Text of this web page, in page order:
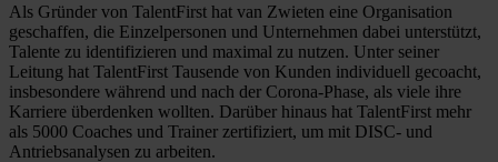
Als Gründer von TalentFirst hat van Zwieten eine Organisation
geschaffen, die Einzelpersonen und Unternehmen dabei unterstützt,
Talente zu identifizieren und maximal zu nutzen. Unter seiner
Leitung hat TalentFirst Tausende von Kunden individuell gecoacht,
insbesondere während und nach der Corona-Phase, als viele ihre
Karriere überdenken wollten. Darüber hinaus hat TalentFirst mehr
als 5000 Coaches und Trainer zertifiziert, um mit DISC- und
Antriebsanalysen zu arbeiten.